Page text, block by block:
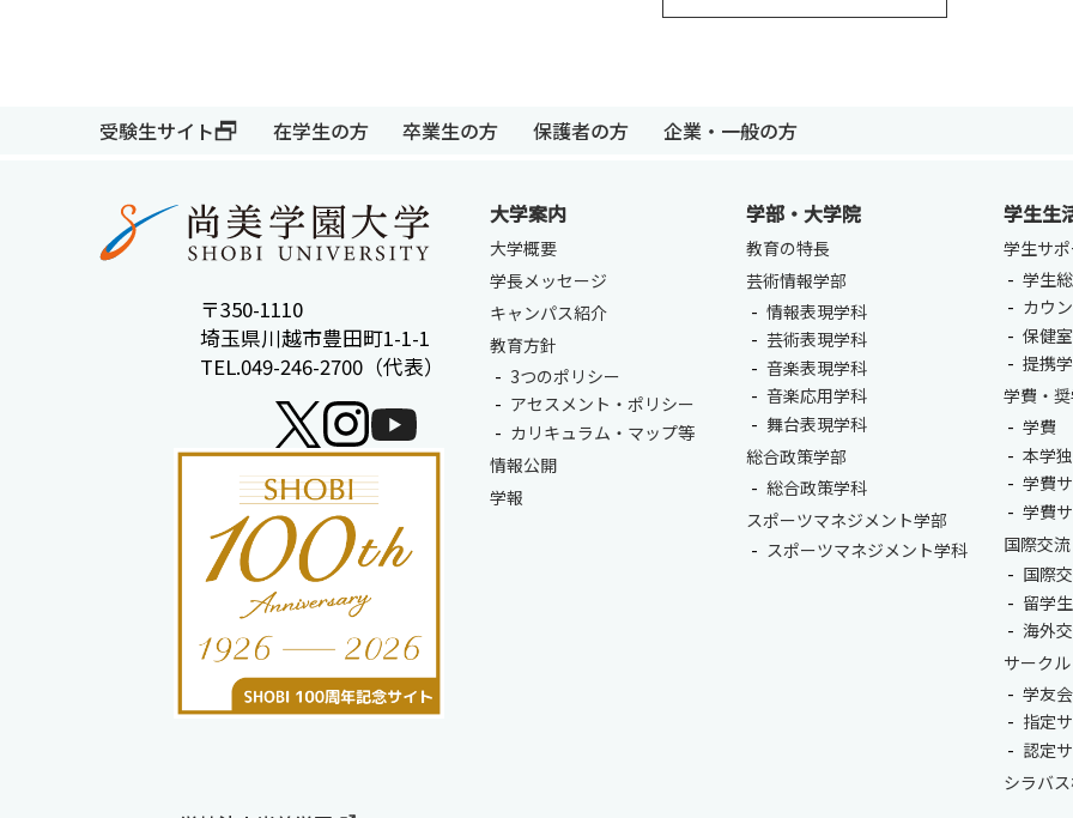
受験生サイト 在学生の方 卒業生の方 保護者の方 企業・一般の方
〒350-1110
埼玉県川越市豊田町1-1-1
TEL.049-246-2700（代表）
大学案内
大学概要
学長メッセージ
キャンパス紹介
教育方針
3つのポリシー
アセスメント・ポリシー
カリキュラム・マップ等
情報公開
学報
学部・大学院
教育の特長
芸術情報学部
情報表現学科
芸術表現学科
音楽表現学科
音楽応用学科
舞台表現学科
総合政策学部
総合政策学科
スポーツマネジメント学部
スポーツマネジメント学科
学生生
学生サ
学生
カウ
保健室
提携
学費・
学費
本学
学費
学費
国際交流
国際
留学
海外
サークル
学友
指定
認定
シラバ